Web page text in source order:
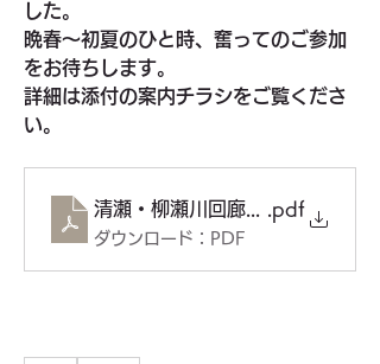
した。
晩春～初夏のひと時、奮ってのご参加
をお待ちします。
詳細は添付の案内チラシをご覧くださ
い。
清瀬・柳瀬川回廊と金山緑地
.pdf
ダウンロード：PDF